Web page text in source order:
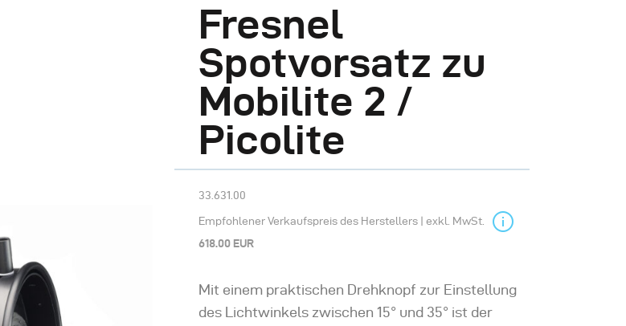
Fresnel
Spotvorsatz zu
Mobilite 2 /
Picolite
33.631.00
Empfohlener Verkaufspreis des Herstellers | exkl. MwSt.
618.00 EUR
Mit einem praktischen Drehknopf zur Einstellung
des Lichtwinkels zwischen 15° und 35° ist der